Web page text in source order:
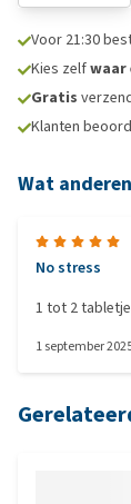
Voor 21:30
Kies zelfwaar
Gratis
Klanten
Wat
No stress
1 tot 2
1 september